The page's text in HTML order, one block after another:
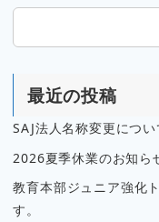
最近の投稿
SAJ法人名称変更につい
2026夏季休業のお知ら
教育本部ジュニア強化
す。